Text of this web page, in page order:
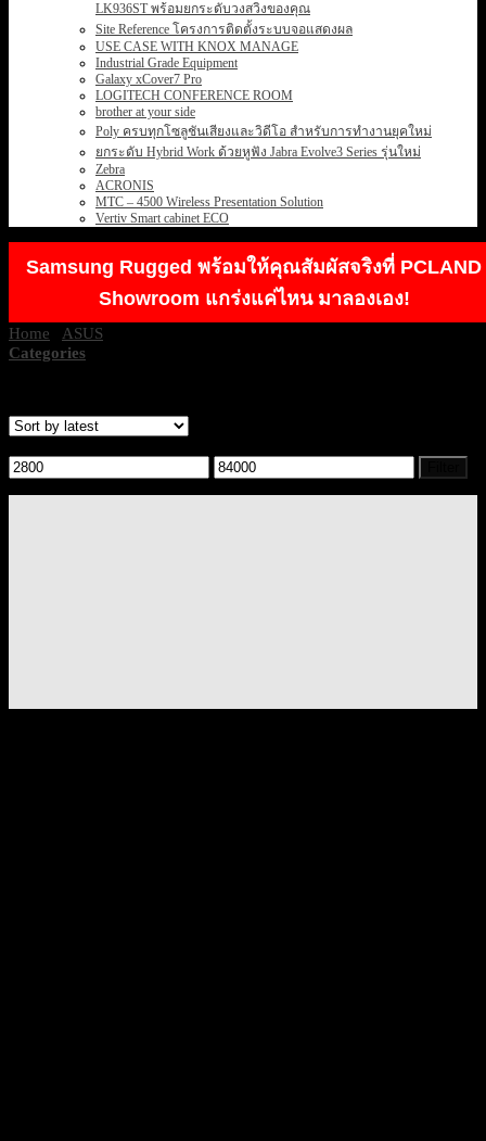
LK936ST พร้อมยกระดับวงสวิงของคุณ
Site Reference โครงการติดตั้งระบบจอแสดงผล
USE CASE WITH KNOX MANAGE
Industrial Grade Equipment
Galaxy xCover7 Pro
LOGITECH CONFERENCE ROOM
brother at your side
Poly ครบทุกโซลูชันเสียงและวิดีโอ สำหรับการทำงานยุคใหม่
ยกระดับ Hybrid Work ด้วยหูฟัง Jabra Evolve3 Series รุ่นใหม่
Zebra
ACRONIS
MTC – 4500 Wireless Presentation Solution
Vertiv Smart cabinet ECO
Samsung Rugged พร้อมให้คุณสัมผัสจริงที่ PCLAND
Showroom แกร่งแค่ไหน มาลองเอง!
Home ASUS
Categories
Min
price
Max
price